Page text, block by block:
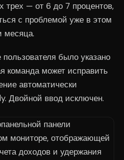
трех — от 6 до 7 процентов,
с проблемой уже в этом
месяца.
было указано
команда может исправить
автоматически
Двойной ввод исключен.